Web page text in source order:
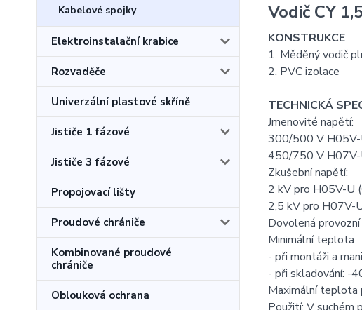
Kabelové spojky
Elektroinstalační krabice
Rozvaděče
Univerzální plastové skříně
Jističe 1 fázové
Jističe 3 fázové
Propojovací lišty
Proudové chrániče
Kombinované proudové
chrániče
Oblouková ochrana
Vodič CY
KONSTRUKCE
1. Měděný vodič
2. PVC izolace
TECHNICKÁ
Jmenovité napětí:
300/500 V H05V-
450/750 V H07V-
Zkušební napětí:
2 kV pro H05V-U
2,5 kV pro H07V-
Dovolená
Minimální teplota
- při montáži a
- při skladování: -
Maximální teplota